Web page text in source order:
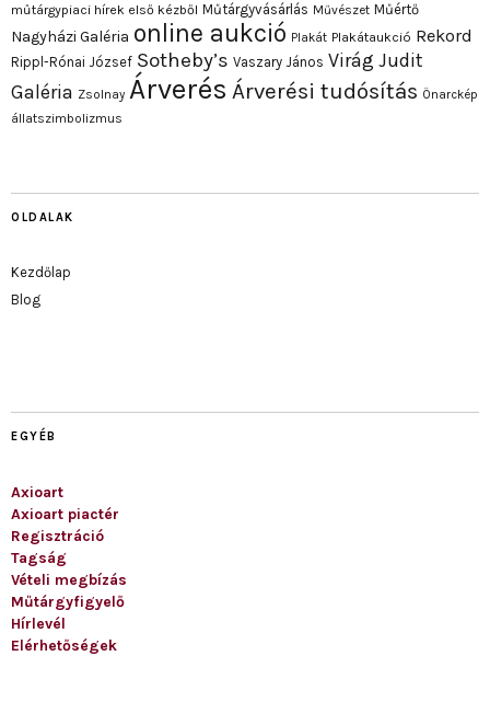
műtárgypiaci hírek első kézből Műtárgyvásárlás Művészet Műértő
Nagyházi Galéria online aukció Plakát Plakátaukció Rekord
Rippl-Rónai József Sotheby’s Vaszary János Virág Judit
Galéria Zsolnay Árverés Árverési tudósítás Önarckép
állatszimbolizmus
OLDALAK
Kezdőlap
Blog
EGYÉB
Axioart
Axioart piactér
Regisztráció
Tagság
Vételi megbízás
Műtárgyfigyelő
Hírlevél
Elérhetőségek